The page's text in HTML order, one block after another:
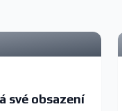
své obsazení